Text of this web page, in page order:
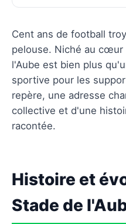
Histoire et évolution
Capacité et
Moments historiques
Accès et commodités
L'avenir du Stade de
Questions fréquentes
Cent ans de football
pelouse. Niché au cœur
l'Aube est bien plus
sportive pour les
repère, une adresse
collective et d'une
racontée.
Histoire et
Stade de